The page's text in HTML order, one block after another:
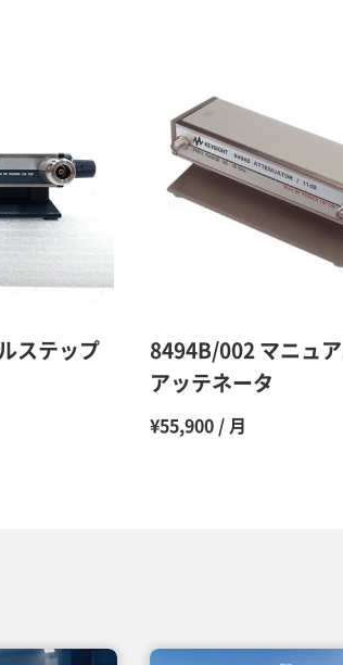
9ヶ月
10ヶ
11ヶ月
ステップ
8494B/002 マニュ
アッテネータ
¥55,900 / 月